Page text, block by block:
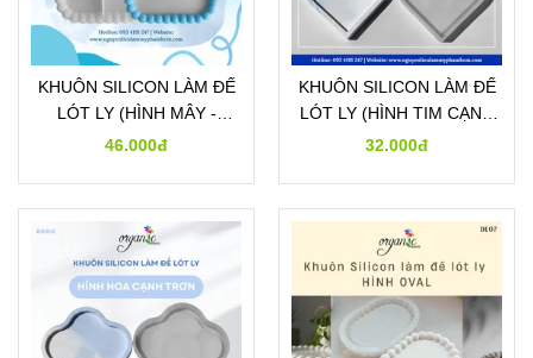
KHUÔN SILICON LÀM ĐẾ
LÓT LY (HÌNH MÂY -
DE03)
46.000đ
KHUÔN SILICON LÀM ĐẾ
LÓT LY (HÌNH TIM CẠNH
TRƠN - DE04)
32.000đ